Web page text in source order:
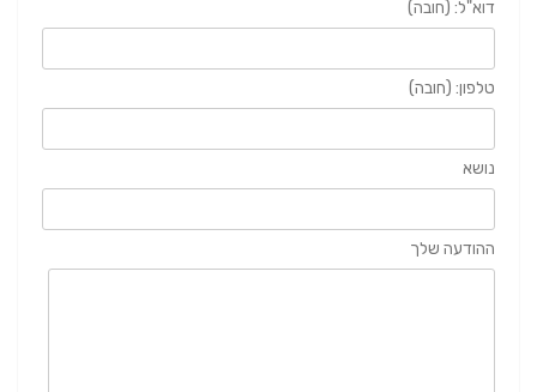
דוא"ל: (חובה)
טלפון: (חובה)
נושא
ההודעה שלך